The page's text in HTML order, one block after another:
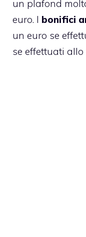
un plafond
euro. I bonifici
un euro se
se effettuati allo